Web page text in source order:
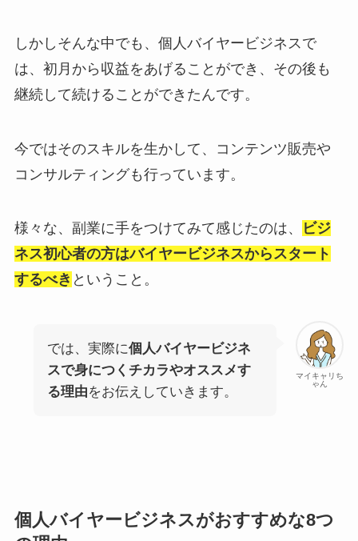
しかしそんな中でも、個人バイヤービジネスで
は、初月から収益をあげることができ、その後も
継続して続けることができたんです。
今ではそのスキルを生かして、コンテンツ販売や
コンサルティングも行っています。
様々な、副業に手をつけてみて感じたのは、
ビジ
ネス初心者の方はバイヤービジネスからスタート
するべき ということ。
マイキャリち
ゃん
では、実際に個人バイヤービジネ
スで身につくチカラやオススメす
る理由をお伝えしていきます。
個人バイヤービジネスがおすすめな8つ